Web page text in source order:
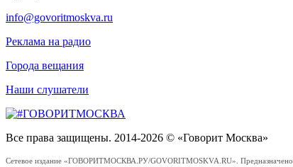
info@govoritmoskva.ru
Реклама на радио
Города вещания
Наши слушатели
Все права защищены. 2014-2026 © «Говорит Москва»
Сетевое издание «ГОВОРИТМОСКВА.РУ/GOVORITMOSKVA.RU». Предназначено